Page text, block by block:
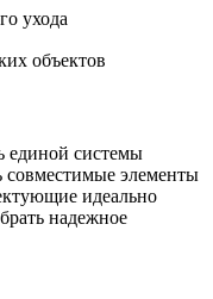
ухода
объектов
единой системы
элементы
идеально
надежное